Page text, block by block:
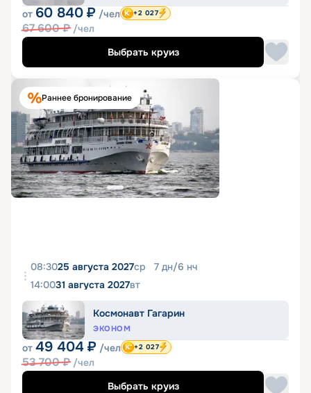
от 60 840 ₽ /чел
67 600₽ /чел
+2 027
Выбрать круиз
Раннее бронирование
08:3025 августа 2027ср 7 дн/6 нч
14:0031 августа 2027вт
Космонавт Гагарин
ЭКОНОМ
от 49 404 ₽ /чел
53 700₽ /чел
+2 027
Выбрать круиз